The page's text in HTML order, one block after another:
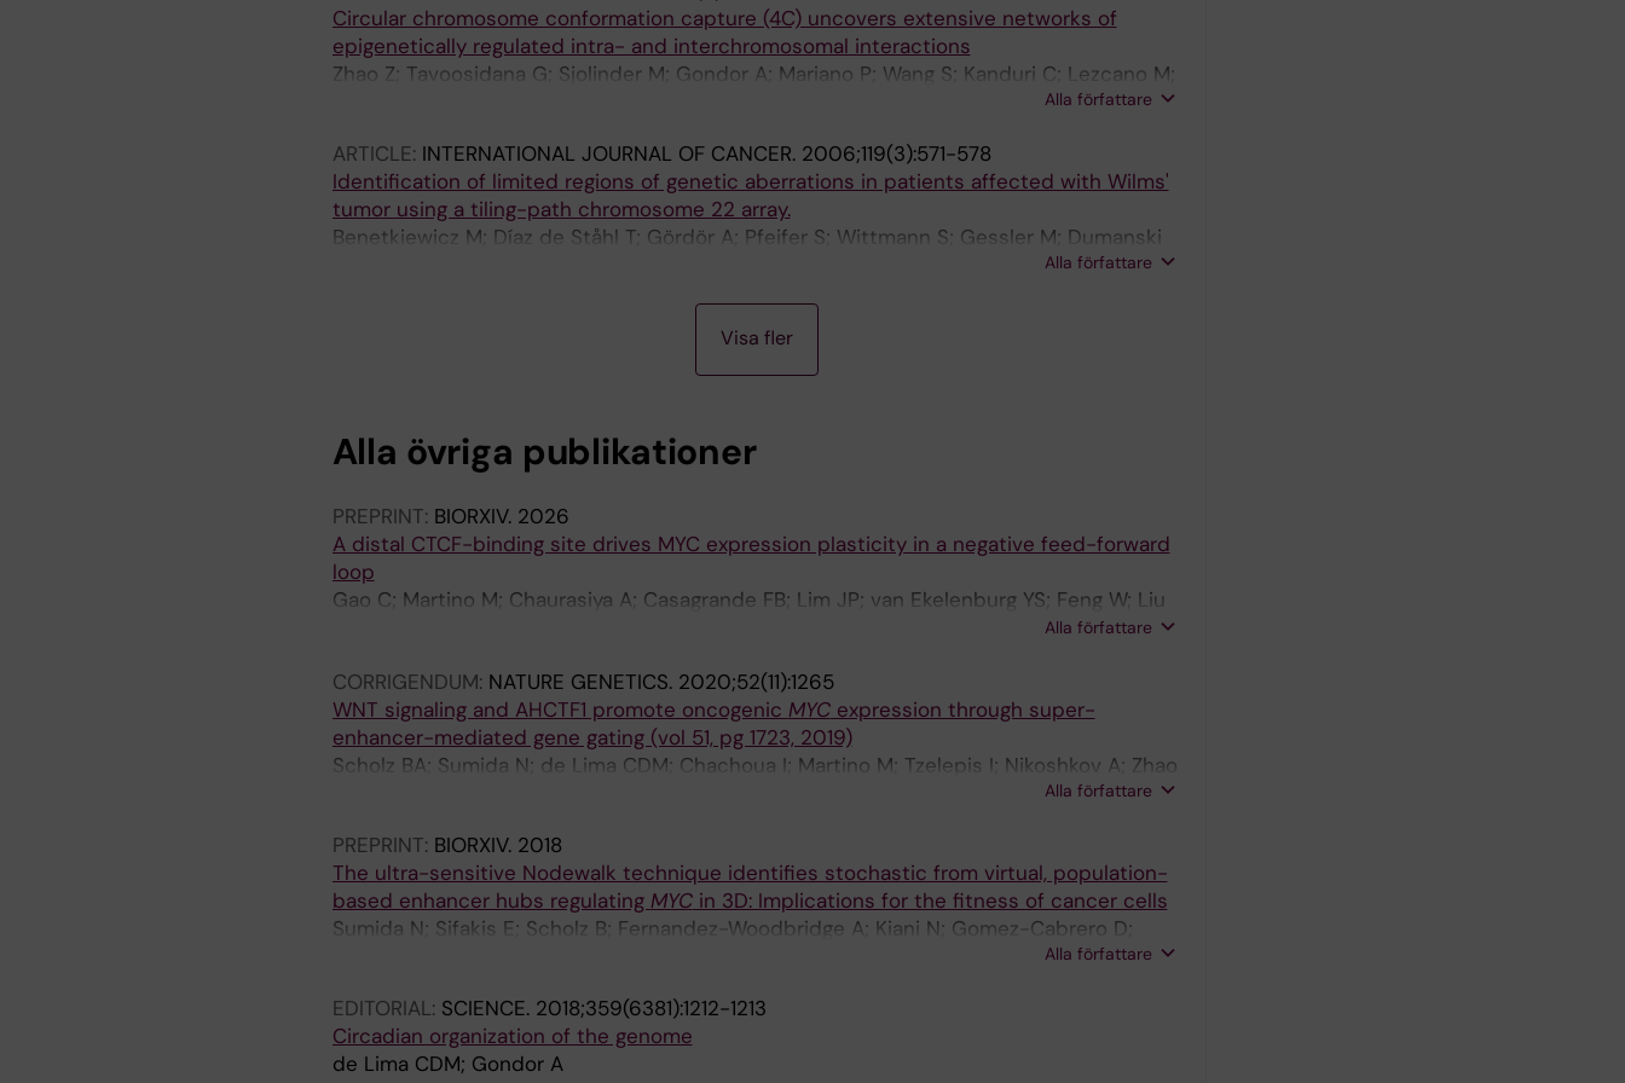
Circular chromosome conformation capture (4C) uncovers extensive networks of
epigenetically regulated intra- and interchromosomal interactions
Zhao Z; Tavoosidana G; Sjolinder M; Gondor A; Mariano P; Wang S; Kanduri C; Lezcano M;
Alla författare
ARTICLE: INTERNATIONAL JOURNAL OF CANCER. 2006;119(3):571-578
Identification of limited regions of genetic aberrations in patients affected with Wilms'
tumor using a tiling-path chromosome 22 array.
Benetkiewicz M; Díaz de Ståhl T; Gördör A; Pfeifer S; Wittmann S; Gessler M; Dumanski
Alla författare
L
:
M
O
L
U
L
A
R
D
C
E
L
L
A
R
A
A
R
T
I
E
:
E
U
P
E
A
N
U
R
N
L
:
A
N
T
A
N
C
E
E
S
E
A
H
.
2
Visa fler
Alla övriga publikationer
PREPRINT: BIORXIV. 2026
A distal CTCF-binding site drives MYC expression plasticity in a negative feed-forward
loop
Gao C; Martino M; Chaurasiya A; Casagrande FB; Lim JP; van Ekelenburg YS; Feng W; Liu
Y; Scholz B; Mishra P; Thippana M; Torkornoo D; Chau PK; Khan R; Tannaes TM; Tzelepis I;
A
Alla författare
CORRIGENDUM: NATURE GENETICS. 2020;52(11):1265
WNT signaling and AHCTF1 promote oncogenic MYCexpression through super-
enhancer-mediated gene gating (vol 51, pg 1723, 2019)
Scholz BA; Sumida N; de Lima CDM; Chachoua I; Martino M; Tzelepis I; Nikoshkov A; Zhao
Alla författare
PREPRINT: BIORXIV. 2018
The ultra-sensitive Nodewalk technique identifies stochastic from virtual, population-
based enhancer hubs regulating MYCin 3D: Implications for the fitness of cancer cells
Sumida N; Sifakis E; Scholz B; Fernandez-Woodbridge A; Kiani N; Gomez-Cabrero D;
Alla författare
EDITORIAL: SCIENCE. 2018;359(6381):1212-1213
Circadian organization of the genome
de Lima CDM; Gondor A